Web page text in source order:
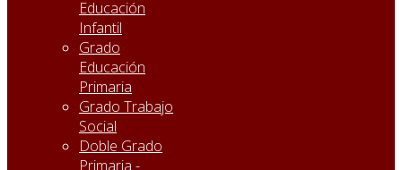
Educación
Infantil
Grado
Educación
Primaria
Grado Trabajo
Social
Doble Grado
Primaria -